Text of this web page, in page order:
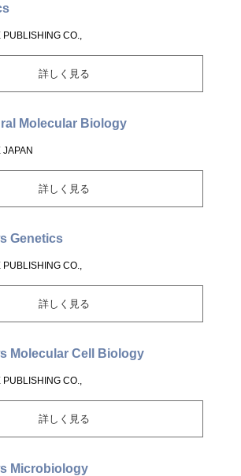
PUBLISHING CO.,
詳しく見る
Molecular Biology
JAPAN
詳しく見る
Genetics
PUBLISHING CO.,
詳しく見る
Molecular Cell Biology
PUBLISHING CO.,
詳しく見る
Microbiology